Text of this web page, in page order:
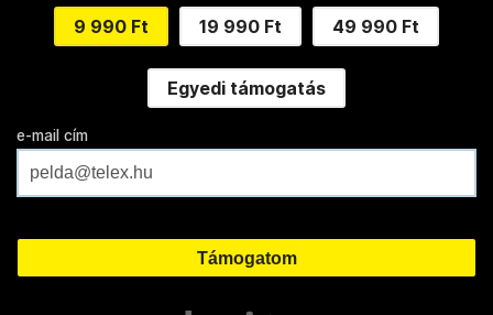
9 990 Ft 19 990 Ft 49 990 Ft
Egyedi támogatás
e-mail cím